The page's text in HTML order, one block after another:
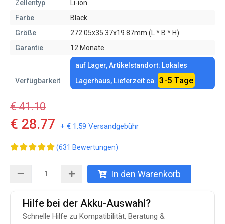
Zellentyp
Li-ion
Farbe
Black
Größe
272.05x35.37x19.87mm (L * B * H)
Garantie
12 Monate
Verfügbarkeit
auf Lager, Artikelstandort: Lokales
Lagerhaus, Lieferzeit ca. 3-5 Tage
€ 41.10
€ 28.77 + € 1.59 Versandgebühr
(631 Bewertungen)
In den Warenkorb
Hilfe bei der Akku-Auswahl?
Schnelle Hilfe zu Kompatibilität, Beratung &